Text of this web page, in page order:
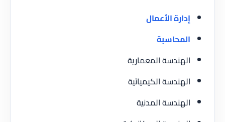
إدارة الأعمال
المحاسبة
الهندسة المعمارية
الهندسة الكيميائية
الهندسة المدنية